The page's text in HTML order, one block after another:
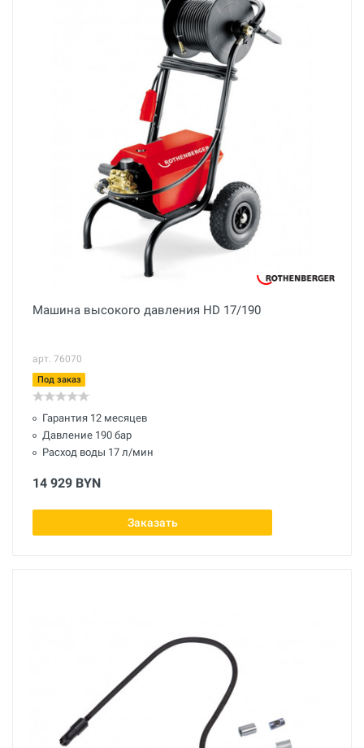
Машина высокого давления HD 17/190
арт. 76070
Под заказ
Гарантия 12 месяцев
Давление 190 бар
Расход воды 17 л/мин
14 929 BYN
Заказать